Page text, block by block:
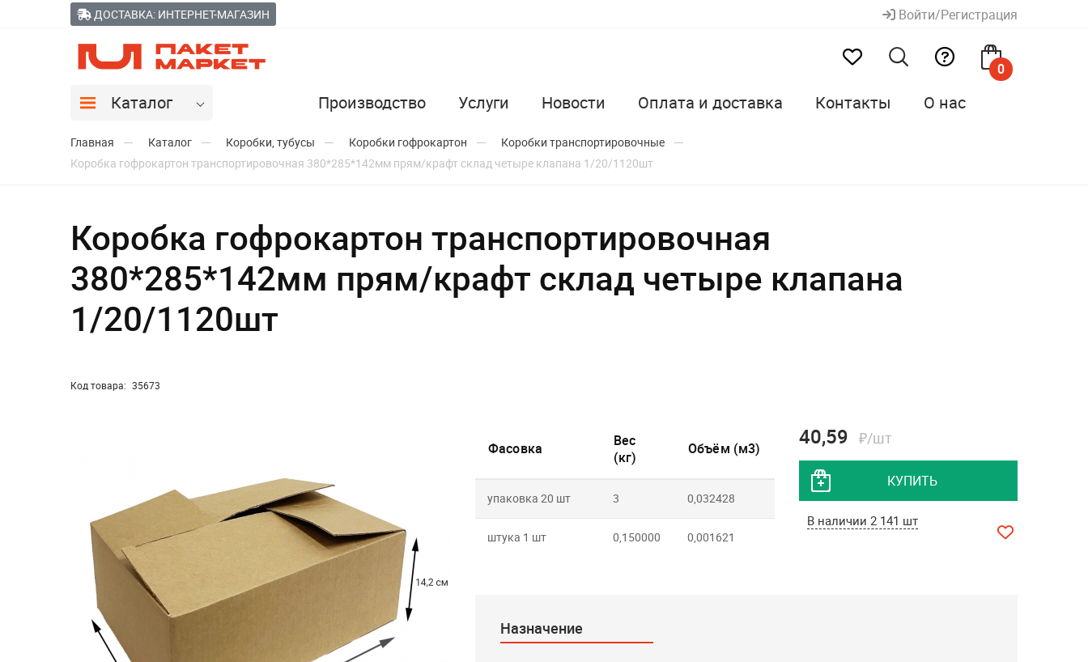
ДОСТАВКА: ИНТЕРНЕТ-МАГАЗИН Войти/Регистрация
0
Каталог Производство Услуги Новости Оплата и доставка Контакты О нас
Главная Каталог Коробки, тубусы Коробки гофрокартон
Коробки транспортировочные
Коробка гофрокартон транспортировочная 380*285*142мм прям/крафт склад четыре клапана 1/20/1120шт
Коробка гофрокартон транспортировочная
380*285*142мм прям/крафт склад четыре клапана
1/20/1120шт
Код товара: 35673
Фасовка
Вес
(кг)
Объём (м3)
упаковка 20 шт 3 0,032428
штука 1 шт 0,150000 0,001621
40,59 ₽/шт
КУПИТЬ
В наличии 2 141 шт
Назначение